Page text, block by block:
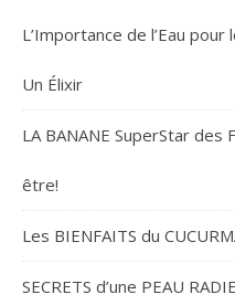
L’Importance de l’Eau
Un Élixir
LA BANANE SuperStar des
être!
Les BIENFAITS du
SECRETS d’une PEAU